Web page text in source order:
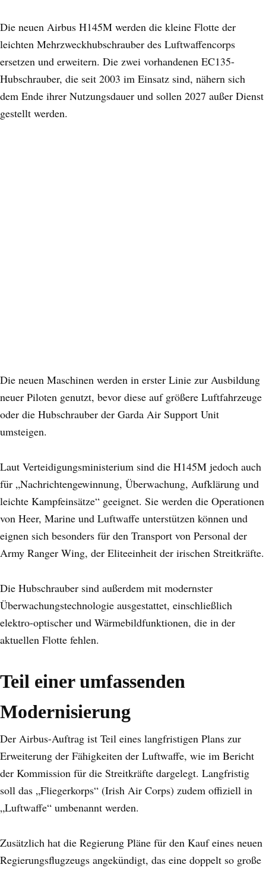
Die neuen Airbus H145M werden die kleine Flotte der
leichten Mehrzweckhubschrauber des Luftwaffencorps
ersetzen und erweitern. Die zwei vorhandenen EC135-
Hubschrauber, die seit 2003 im Einsatz sind, nähern sich
dem Ende ihrer Nutzungsdauer und sollen 2027 außer Dienst
gestellt werden.
Die neuen Maschinen werden in erster Linie zur Ausbildung
neuer Piloten genutzt, bevor diese auf größere Luftfahrzeuge
oder die Hubschrauber der Garda Air Support Unit
umsteigen.
Laut Verteidigungsministerium sind die H145M jedoch auch
für „Nachrichtengewinnung, Überwachung, Aufklärung und
leichte Kampfeinsätze“ geeignet. Sie werden die Operationen
von Heer, Marine und Luftwaffe unterstützen können und
eignen sich besonders für den Transport von Personal der
Army Ranger Wing, der Eliteeinheit der irischen Streitkräfte.
Die Hubschrauber sind außerdem mit modernster
Überwachungstechnologie ausgestattet, einschließlich
elektro-optischer und Wärmebildfunktionen, die in der
aktuellen Flotte fehlen.
Teil einer umfassenden
Modernisierung
Der Airbus-Auftrag ist Teil eines langfristigen Plans zur
Erweiterung der Fähigkeiten der Luftwaffe, wie im Bericht
der Kommission für die Streitkräfte dargelegt. Langfristig
soll das „Fliegerkorps“ (Irish Air Corps) zudem offiziell in
„Luftwaffe“ umbenannt werden.
Zusätzlich hat die Regierung Pläne für den Kauf eines neuen
Regierungsflugzeugs angekündigt, das eine doppelt so große